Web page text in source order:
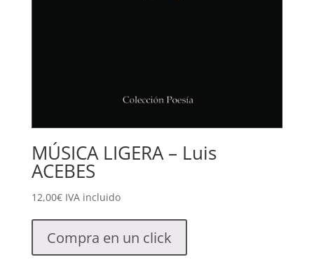
MÚSICA LIGERA – Luis
ACEBES
12,00€ IVA incluido
Compra en un click